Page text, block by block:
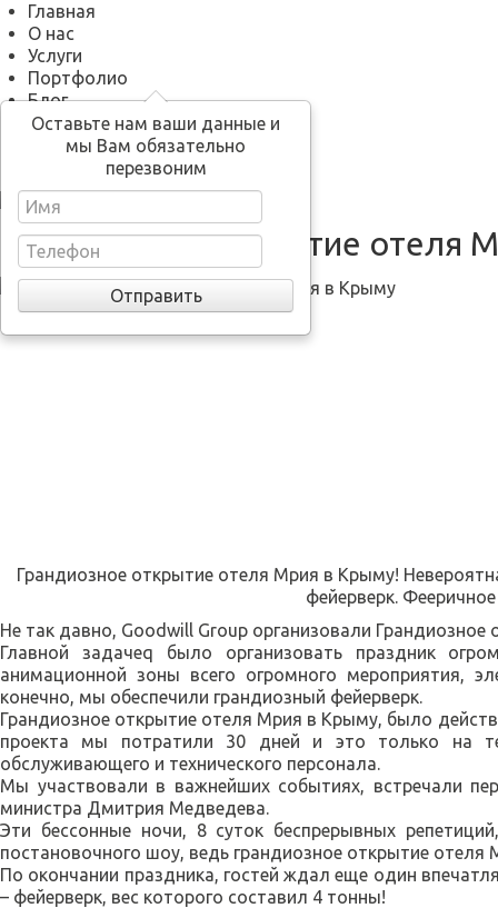
Главная
О нас
Услуги
Портфолио
Блог
Кино Новый год
Контакты
Оставьте нам ваши данные и
мы Вам обязательно
перезвоним
Грандиозное открытие отеля
Грандиозное открытие отеля Мрия в Крыму!
фейерверк.
Не так давно, Goodwill Group организовали
Главной задачеq было организовать праздник
анимационной зоны всего огромного мероприятия,
конечно, мы обеспечили грандиозный фейерверк.
Грандиозное открытие отеля Мрия в Крыму, было
проекта мы потратили 30 дней и это только на
обслуживающего и технического персонала.
Мы участвовали в важнейших событиях, встречали
министра Дмитрия Медведева.
Эти бессонные ночи, 8 суток беспрерывных
постановочного шоу, ведь грандиозное открытие
По окончании праздника, гостей ждал еще один
– фейерверк, вес которого составил 4 тонны!